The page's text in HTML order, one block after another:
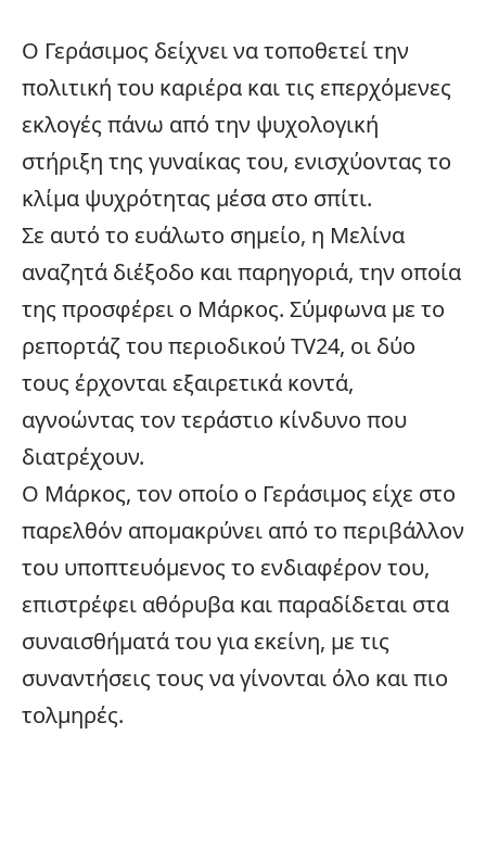
Ο Γεράσιμος δείχνει να τοποθετεί την
πολιτική του καριέρα και τις επερχόμενες
εκλογές πάνω από την ψυχολογική
στήριξη της γυναίκας του, ενισχύοντας το
κλίμα ψυχρότητας μέσα στο σπίτι.
Σε αυτό το ευάλωτο σημείο, η Μελίνα
αναζητά διέξοδο και παρηγοριά, την οποία
της προσφέρει ο Μάρκος. Σύμφωνα με το
ρεπορτάζ του περιοδικού TV24, οι δύο
τους έρχονται εξαιρετικά κοντά,
αγνοώντας τον τεράστιο κίνδυνο που
διατρέχουν.
Ο Μάρκος, τον οποίο ο Γεράσιμος είχε στο
παρελθόν απομακρύνει από το περιβάλλον
του υποπτευόμενος το ενδιαφέρον του,
επιστρέφει αθόρυβα και παραδίδεται στα
συναισθήματά του για εκείνη, με τις
συναντήσεις τους να γίνονται όλο και πιο
τολμηρές.